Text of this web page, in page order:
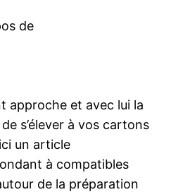
de
approche et avec lui la
s’élever à vos cartons
un article
à compatibles
de la préparation